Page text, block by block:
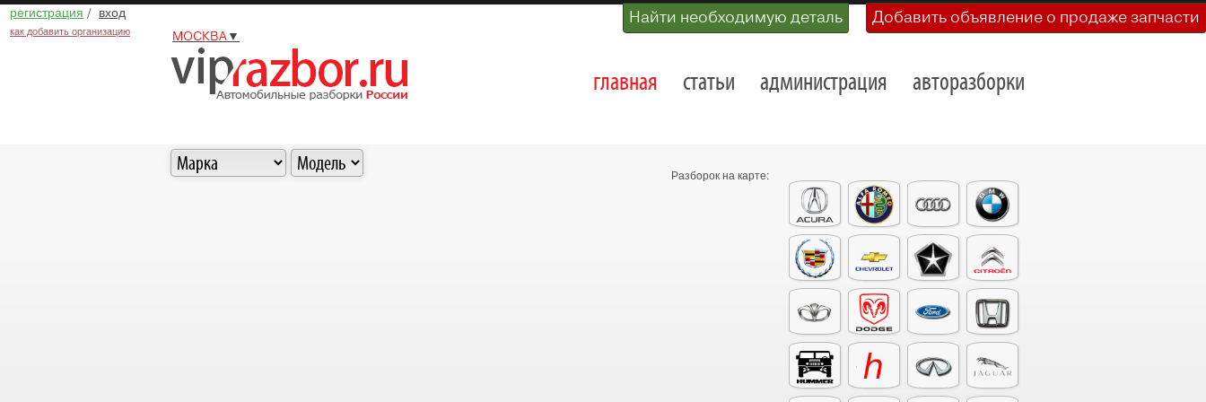
регистрация / вход
как добавить организацию
Найти необходимую деталь Добавить объявление о продаже запчасти
МОСКВА▼
главная статьи администрация авторазборки
Разборок на карте: